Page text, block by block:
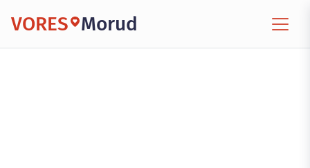
VORES Morud